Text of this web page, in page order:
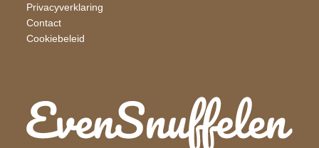
Privacyverklaring
Contact
Cookiebeleid